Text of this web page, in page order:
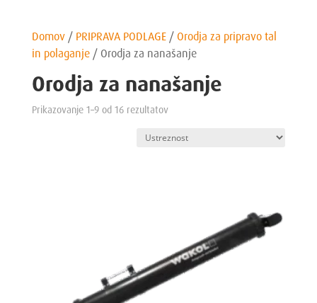
Domov/ PRIPRAVA PODLAGE/ Orodja za pripravo tal
in polaganje/ Orodja za nanašanje
Orodja za nanašanje
Prikazovanje 1–9 od 16 rezultatov